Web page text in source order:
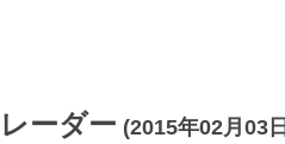
ーダー (2015年02月03